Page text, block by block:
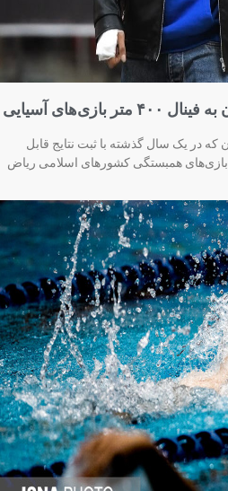
محمد قاسمی: هدفم رسیدن به فینال ۴۰۰ متر بازی‌های آسیایی
در یک سال گذشته با ثبت نتایج قابل
همبستگی کشورهای اسلامی ریاض